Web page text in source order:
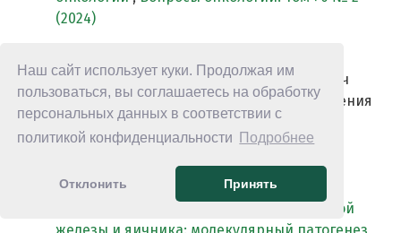
Наш сайт использует куки. Продолжая им
пользоваться, вы соглашаетесь на обработку
персональных данных в соответствии с
политикой конфиденциальности
Подробнее
Отклонить Принять
(2024)
Андреевич Горгуль, Григорий Аркадьевич
Янус, Софья Владимировна Баскина, Евгения
Витальевна Белогубова, Айгуль Рифовна
Венина, Алексей Михайлович Беляев,
Александр Викторович Того, Евгений
Наумович Имянитов, Анна Петровна
Наследственный рак молочной